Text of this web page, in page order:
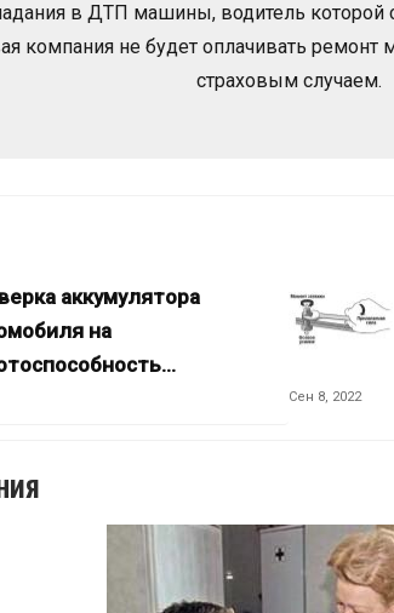
в ДТП машины, водитель которой
компания не будет оплачивать ремонт
страховым случаем.
аккумулятора
на
Сен 8, 2022